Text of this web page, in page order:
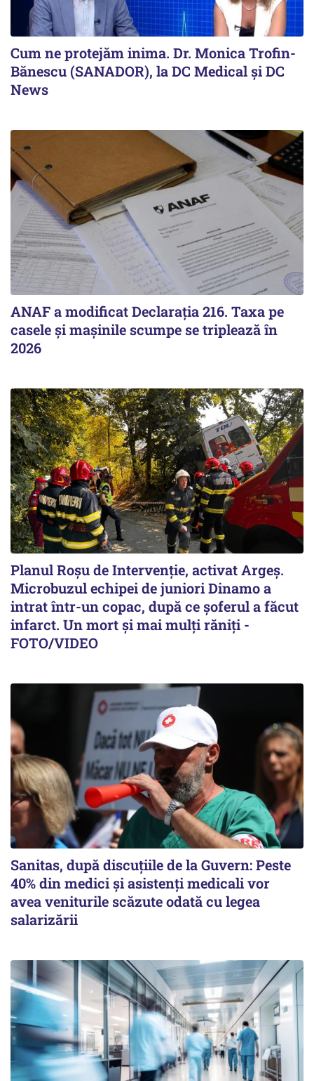
Cum ne protejăm inima. Dr. Monica Trofin-
Bănescu (SANADOR), la DC Medical și DC
News
ANAF a modificat Declarația 216. Taxa pe
casele și mașinile scumpe se triplează în
2026
Planul Roşu de Intervenţie, activat Argeş.
Microbuzul echipei de juniori Dinamo a
intrat într-un copac, după ce șoferul a făcut
infarct. Un mort și mai mulți răniți -
FOTO/VIDEO
Sanitas, după discuțiile de la Guvern: Peste
40% din medici și asistenți medicali vor
avea veniturile scăzute odată cu legea
salarizării